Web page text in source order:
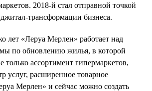
2018-й стал отправной точкой
трансформации бизнеса.
лет «Леруа Мерлен» работает над
по обновлению жилья, в которой
только ассортимент гипермаркетов,
услуг, расширенное товарное
Мерлен» и сейчас можно создать